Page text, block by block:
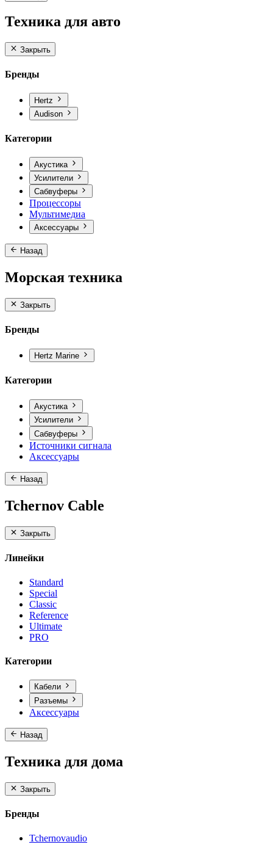
Техника для авто
Закрыть
Бренды
Hertz
Audison
Категории
Акустика
Усилители
Сабвуферы
Процессоры
Мультимедиа
Аксессуары
Назад
Морская техника
Закрыть
Бренды
Hertz Marine
Категории
Акустика
Усилители
Сабвуферы
Источники сигнала
Аксессуары
Назад
Tchernov Cable
Закрыть
Линейки
Standard
Special
Classic
Reference
Ultimate
PRO
Категории
Кабели
Разъемы
Аксессуары
Назад
Техника для дома
Закрыть
Бренды
Tchernovaudio